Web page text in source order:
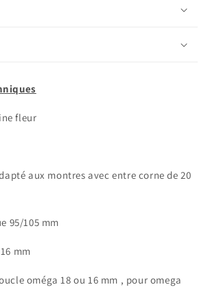
fleur
aux montres avec entre corne de 20
95/105 mm
mm
oméga 18 ou 16 mm , pour omega